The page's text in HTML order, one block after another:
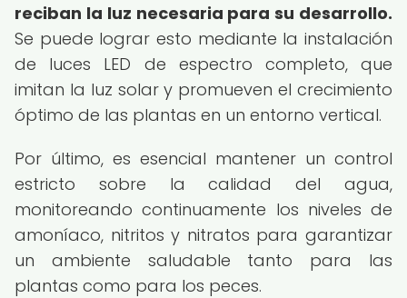
reciban la luz necesaria para su desarrollo.
Se puede lograr esto mediante la instalación
de luces LED de espectro completo, que
imitan la luz solar y promueven el crecimiento
óptimo de las plantas en un entorno vertical.
Por último, es esencial mantener un control
estricto sobre la calidad del agua,
monitoreando continuamente los niveles de
amoníaco, nitritos y nitratos para garantizar
un ambiente saludable tanto para las
plantas como para los peces.